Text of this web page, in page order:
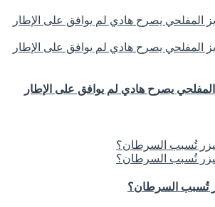
المفلحي يصرح هادي لم يوافق على الإطار
تُسبب السرطان؟